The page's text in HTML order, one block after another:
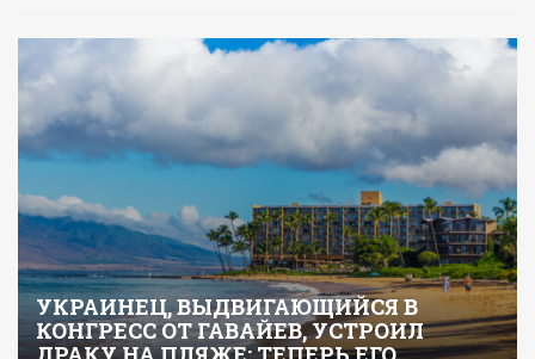
УКРАИНЕЦ, ВЫДВИГАЮЩИЙСЯ В
КОНГРЕСС ОТ ГАВАЙЕВ, УСТРОИЛ